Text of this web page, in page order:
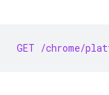
GET /chrome/